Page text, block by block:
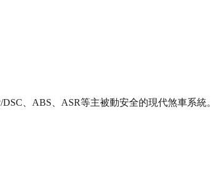
、ABS、ASR等主被動安全的現代煞車系統。